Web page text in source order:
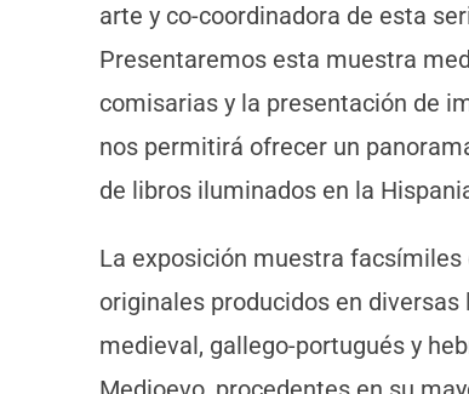
arte y co-coordinadora de esta
Presentaremos esta muestra
comisarias y la presentación de
nos permitirá ofrecer un
de libros iluminados en la
La exposición muestra
originales producidos en
medieval, gallego-portugués y